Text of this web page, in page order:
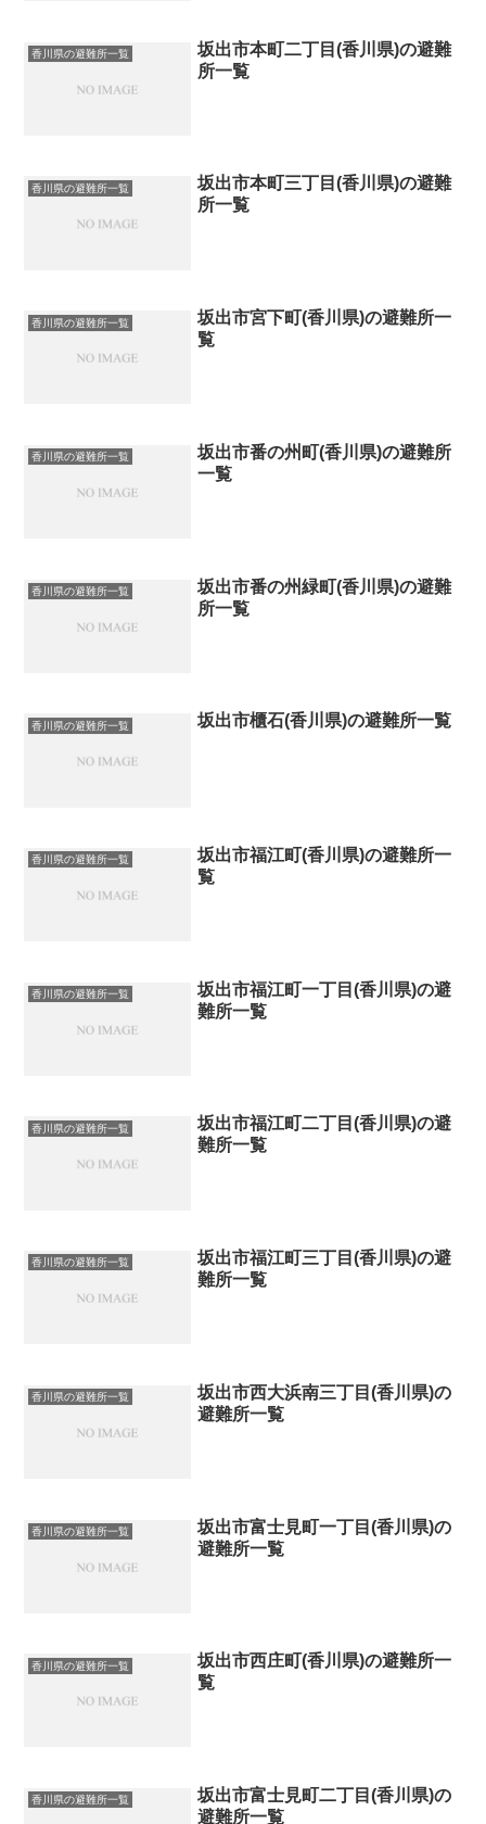
香川県の避難所一覧
坂出市本町二丁目(香川県)の避難
所一覧
香川県の避難所一覧
坂出市本町三丁目(香川県)の避難
所一覧
香川県の避難所一覧
坂出市宮下町(香川県)の避難所一
覧
香川県の避難所一覧
坂出市番の州町(香川県)の避難所
一覧
香川県の避難所一覧
坂出市番の州緑町(香川県)の避難
所一覧
香川県の避難所一覧 坂出市櫃石(香川県)の避難所一覧
香川県の避難所一覧
坂出市福江町(香川県)の避難所一
覧
香川県の避難所一覧
坂出市福江町一丁目(香川県)の避
難所一覧
香川県の避難所一覧
坂出市福江町二丁目(香川県)の避
難所一覧
香川県の避難所一覧
坂出市福江町三丁目(香川県)の避
難所一覧
香川県の避難所一覧
坂出市西大浜南三丁目(香川県)の
避難所一覧
香川県の避難所一覧
坂出市富士見町一丁目(香川県)の
避難所一覧
香川県の避難所一覧
坂出市西庄町(香川県)の避難所一
覧
香川県の避難所一覧
坂出市富士見町二丁目(香川県)の
避難所一覧